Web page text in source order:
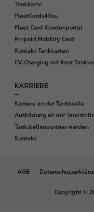
Tankkarte
FleetCards4You
Fleet Card Kundenportal
Prepaid Mobility Card
Kontakt Tankkarten
EV-Charging mit Ihrer
KARRIERE
Karriere an der Tankstelle
Ausbildung an der
Tankstellenpartner werden
Kontakt
B
AGB
Copyright ©